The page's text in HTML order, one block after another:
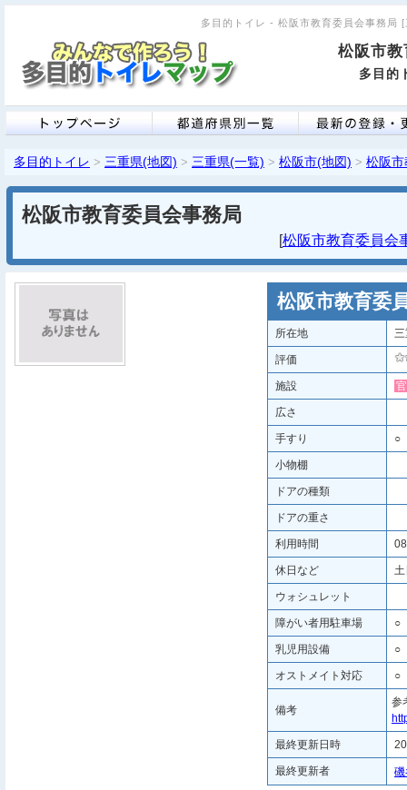
多目的トイレ - 松阪市教育委員会事務局
松阪市
多目的
多目的トイレ > 三重県(地図) > 三重県(一覧) > 松阪市(地図) > 松阪
松阪市教育委員会事務局
[松阪市教育委員会
松阪市教育委
所在地
評価
施設 官
広さ
手すり ○
小物棚
ドアの種類
ドアの重さ
利用時間
休日など
ウォシュレット
障がい者用駐車場 ○
乳児用設備 ○
オストメイト対応 ○
備考
参
最終更新日時
最終更新者